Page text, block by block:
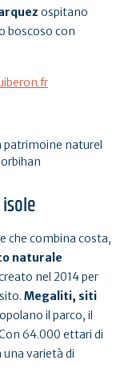
ospitano
boscoso con
che combina costa,
naturale
nel 2014 per
Megaliti, siti
il parco, il
64.000 ettari di
varietà di